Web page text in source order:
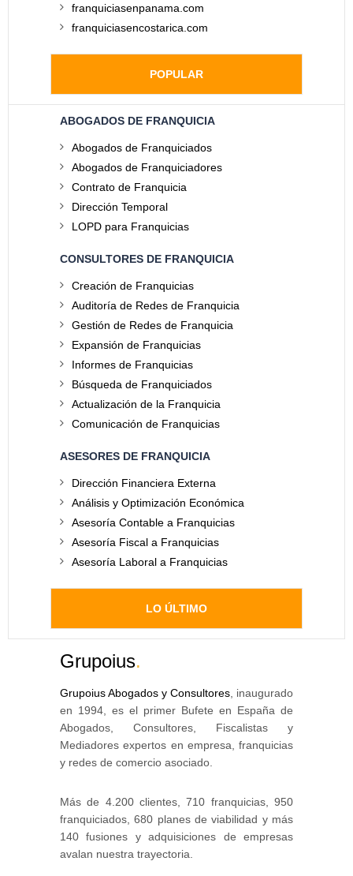
franquiciasenpanama.com
franquiciasencostarica.com
POPULAR
ABOGADOS DE FRANQUICIA
Abogados de Franquiciados
Abogados de Franquiciadores
Contrato de Franquicia
Dirección Temporal
LOPD para Franquicias
CONSULTORES DE FRANQUICIA
Creación de Franquicias
Auditoría de Redes de Franquicia
Gestión de Redes de Franquicia
Expansión de Franquicias
Informes de Franquicias
Búsqueda de Franquiciados
Actualización de la Franquicia
Comunicación de Franquicias
ASESORES DE FRANQUICIA
Dirección Financiera Externa
Análisis y Optimización Económica
Asesoría Contable a Franquicias
Asesoría Fiscal a Franquicias
Asesoría Laboral a Franquicias
LO ÚLTIMO
Grupoius.
Grupoius Abogados y Consultores , inaugurado
en 1994, es el primer Bufete en España de
Abogados, Consultores, Fiscalistas y
Mediadores expertos en empresa, franquicias
y redes de comercio asociado.
Más de 4.200 clientes, 710 franquicias, 950
franquiciados, 680 planes de viabilidad y más
140 fusiones y adquisiciones de empresas
avalan nuestra trayectoria.